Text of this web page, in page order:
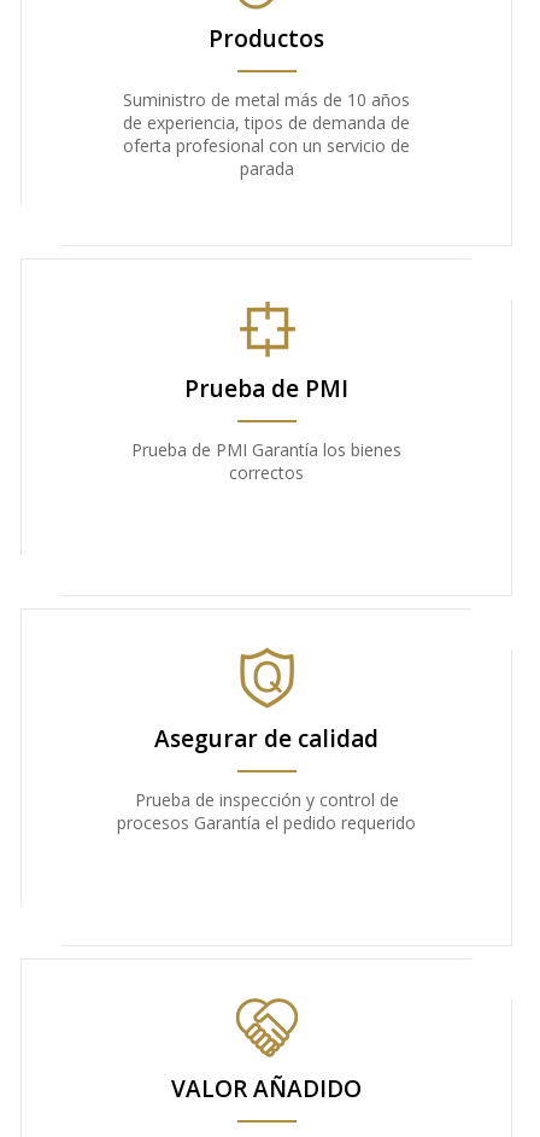
Productos
Suministro de metal más de 10 años
de experiencia, tipos de demanda de
oferta profesional con un servicio de
parada
Prueba de PMI
Prueba de PMI Garantía los bienes
correctos
Asegurar de calidad
Prueba de inspección y control de
procesos Garantía el pedido requerido
VALOR AÑADIDO